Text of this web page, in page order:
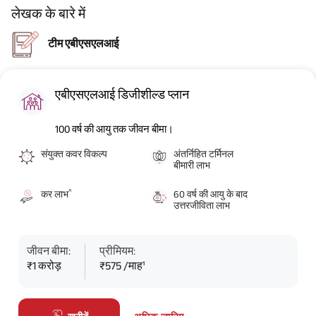
लेखक के बारे में
टीम एबीएसएलआई
एबीएसएलआई डिजीशील्ड प्लान
100 वर्ष की आयु तक जीवन बीमा।
संयुक्त कवर विकल्प
अंतर्निहित टर्मिनल
बीमारी लाभ
कर लाभ^
60 वर्ष की आयु के बाद
उत्तरजीविता लाभ
जीवन बीमा:
₹1 करोड़
प्रीमियम:
₹575 /माह¹